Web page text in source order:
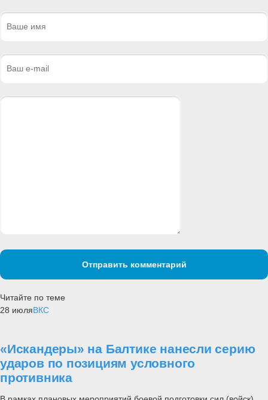
Отправить комментарий
Читайте по теме
28 июляВКС
«Искандеры» на Балтике нанесли серию
ударов по позициям условного
противника